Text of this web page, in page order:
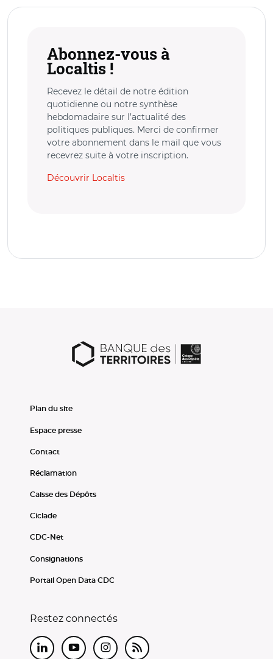
Abonnez-vous à
Localtis !
Recevez le détail de notre édition
quotidienne ou notre synthèse
hebdomadaire sur l’actualité des
politiques publiques. Merci de confirmer
votre abonnement dans le mail que vous
recevrez suite à votre inscription.
Découvrir Localtis
Plan du site
Espace presse
Contact
Réclamation
Caisse des Dépôts
Ciclade
CDC-Net
Consignations
Portail Open Data CDC
Restez connectés
LinkedInYoutubeInstagram
RSS